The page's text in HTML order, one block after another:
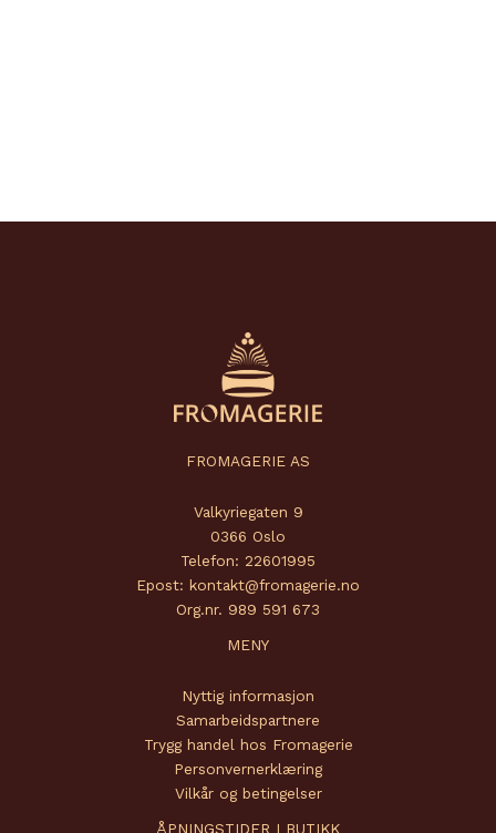
FROMAGERIE AS
Valkyriegaten 9
0366 Oslo
Telefon: 22601995
Epost: kontakt@fromagerie.no
Org.nr. 989 591 673
MENY
Nyttig informasjon
Samarbeidspartnere
Trygg handel hos Fromagerie
Personvernerklæring
Vilkår og betingelser
ÅPNINGSTIDER I BUTIKK